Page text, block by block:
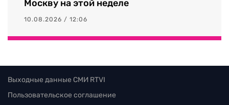
Москву на этой неделе
10.08.2026 / 12:06
Выходные данные СМИ RTVI
Пользовательское соглашение